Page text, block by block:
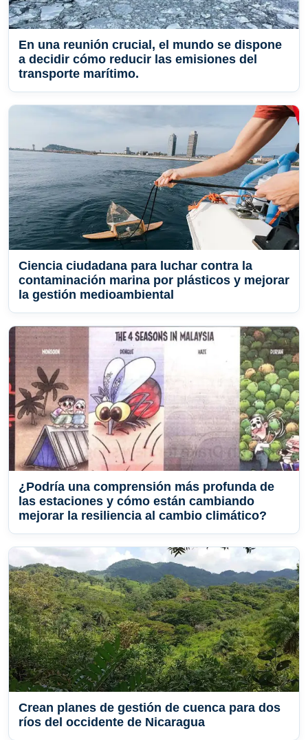
En una reunión crucial, el mundo se dispone
a decidir cómo reducir las emisiones del
transporte marítimo.
Ciencia ciudadana para luchar contra la
contaminación marina por plásticos y mejorar
la gestión medioambiental
¿Podría una comprensión más profunda de
las estaciones y cómo están cambiando
mejorar la resiliencia al cambio climático?
Crean planes de gestión de cuenca para dos
ríos del occidente de Nicaragua